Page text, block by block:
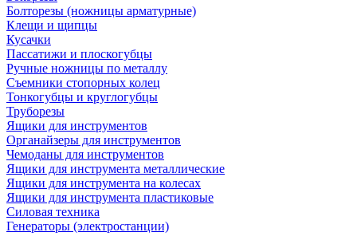
Болторезы (ножницы арматурные)
Клещи и щипцы
Кусачки
Пассатижи и плоскогубцы
Ручные ножницы по металлу
Съемники стопорных колец
Тонкогубцы и круглогубцы
Труборезы
Ящики для инструментов
Органайзеры для инструментов
Чемоданы для инструментов
Ящики для инструмента металлические
Ящики для инструмента на колесах
Ящики для инструмента пластиковые
Силовая техника
Генераторы (электростанции)